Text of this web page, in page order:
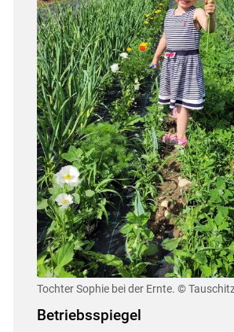
Tochter Sophie bei der Ernte. ©
Betriebsspiegel